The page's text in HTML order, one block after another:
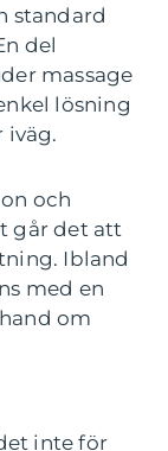
standard
del
massage
lösning
iväg.
och
går det att
Ibland
med en
om
inte för